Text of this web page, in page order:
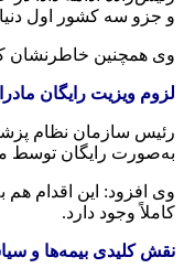
و جزو سه کشور اول
وی همچنین خاطرنشان کرد: بیش از ۹۰ درصد زایمان‌ها در کشور در شرایط دسترسی مطلوب به خدمات بهداشتی و درمانی انجام
لزوم ویزیت رایگان
رئیس سازمان نظام
به‌صورت رایگان توسط
وی افزود: این اقدام
کاملاً وجود دارد.
نقش کلیدی بیمه‌ها و